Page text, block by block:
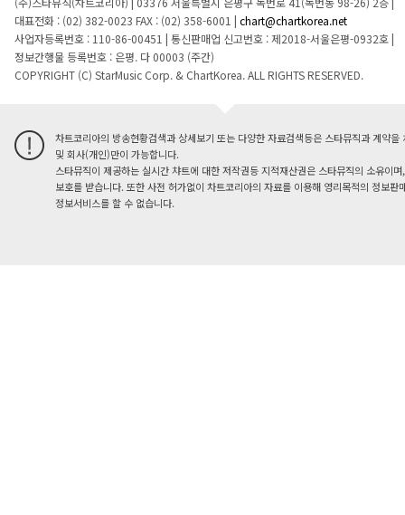
대표전화 : (02) 382-0023 FAX : (02) 358-6001 chart@chartkorea.net
사업자등록번호 : 110-86-00451 통신판매업 신고번호 : 제2018-서울은평-0932호
정보간행물 등록번호 : 은평. 다 00003 (주간)
COPYRIGHT (C) StarMusic Corp. & ChartKorea. ALL RIGHTS RESERVED.
차트코리아의 방송현황검색과 상세보기 또는 다양한 자료검색등은 스타뮤직과 계약을
및 회사(개인)만이 가능합니다.
스타뮤직이 제공하는 실시간 챠트에 대한 저작권등 지적재산권은 스타뮤직의 소유이
보호를 받습니다. 또한 사전 허가없이 차트코리아의 자료를 이용해 영리목적의 정보판
정보서비스를 할 수 없습니다.